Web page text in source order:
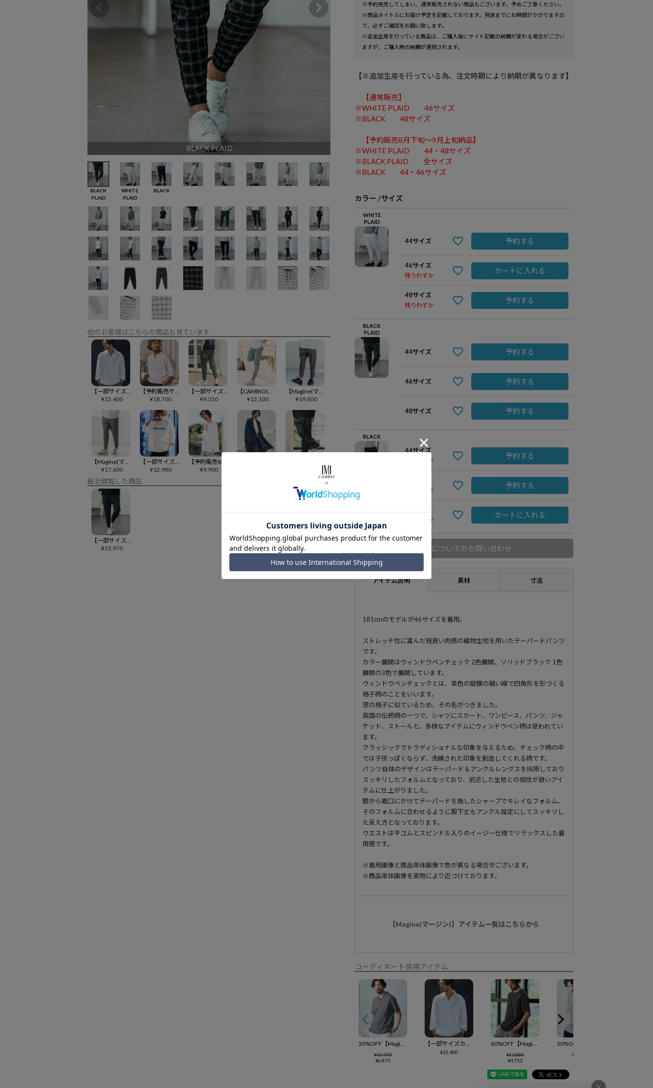
BLACK PLAID WHITE PLAID
BLACK
PLAID
WHITE
PLAID
BLACK
他のお客様はこちらの商品も見ています
【一部サイズカラー予約販売9月中旬～下旬入荷】【Magine(マージン)】Skipper & pullover design 3-4 Sleeve shirt シャツ(MGN-241-2-017)
¥15,400
【予約販売サイズ・カラーにより納期異なる】【felkod(フィルコッド)】Key Neck Over Size Tee Tシャツ(F23N130)
¥18,700
【一部サイズカラー予約販売8月下旬～9月上旬入荷】【CAMBIO(カンビオ)】Stretch Saruel Tight Tapered Pants サルエルパンツ(89BA-023-cmb21)
¥9,350
【CAMBIO(カンビオ)】【予約販売カラー・サイズにより納期異なる】 オールラウンドストレッチテーパードパンツ(BP-BFS0086)
¥12,100
【Magine(マージン)】Asymmetric Cargo Pocket Bonded Houndstooth Pants カーゴポケットパンツ(MGN-261-030)
¥19,800
【Magine(マージン)】 Kersey Cutsew Tapered Pants テーパードパンツ(MGN-251-002)
¥17,600
【一部サイズカラー予約販売9月下旬～10月上旬入荷】【ANGENEHM(アンゲネーム)】Interlock Fabric 3-4 Sleeve T-shirt 7分袖カットソー(AG06-009scg)
¥12,980
【予約販売8月下旬～9月上旬入荷】【CAMBIO(カンビオ)】キーネックパイル7分袖カットソー(CMB-R0192)
¥9,900
最近閲覧した商品
【一部サイズ・カラー予約販売8月下旬～9月上旬】【Magine(マージン)】Hyper stretch twill tapered pants テーパードパンツ(MGN-241-2-001)
¥13,970
※予約完売してしまい、通常販売されない商品もございます。予めご了承ください。
※商品タイトルにお届け予定を記載しております。発送までにお時間がかかりますの
で、必ずご確認をお願い致します。
※追加生産を行っている商品は、ご購入後にサイト記載の納期が変わる場合がござい
ますが、ご購入時の納期が適用されます。
【※追加生産を行っている為、注文時期により納期が異なります】
【通常販売】
※WHITE PLAID 46サイズ
※BLACK 48サイズ
【予約販売8月下旬～9月上旬納品】
※WHITE PLAID 44・48サイズ
※BLACK PLAID 全サイズ
※BLACK 44・46サイズ
カラー サイズ
WHITE
PLAID
44サイズ 予約する
46サイズ
残りわずか
カートに入れる
48サイズ
残りわずか
予約する
BLACK
PLAID
44サイズ 予約する
46サイズ 予約する
48サイズ 予約する
BLACK
44サイズ
残りわずか
予約する
残りわずか
予約する
残りわずか
カートに入れる
商品についてのお問い合わせ
アイテム説明 素材 寸法
181cmのモデルが46サイズを着用。
ストレッチ性に富んだ程良い肉感の織物生地を用いたテーパードパンツ
です。
カラー展開はウィンドウペンチェック 2色展開、ソリッドブラック 1色
展開の3色で展開しています。
ウィンドウペンチェックとは、単色の縦横の細い線で四角形を形づくる
格子柄のことをいいます。
窓の格子に似ているため、その名がつきました。
英国の伝統柄の一つで、シャツにスカート、ワンピース、パンツ、ジャ
ケット、ストールと、多様なアイテムにウィンドウペン柄は使われてい
ます。
クラッシックでトラディショナルな印象を与えるため、チェック柄の中
では子供っぽくならず、洗練された印象を創造してくれる柄です。
パンツ自体のデザインはテーパード＆アンクルレングスを採用しており
スッキリしたフォルムとなっており、前述した生地との相性が良いアイ
テムに仕上がりました。
膝から裾口にかけてテーパードを施したシャープでキレイなフォルム、
そのフォルムに合わせるように股下丈もアンクル設定にしてスッキリし
た見え方となっております。
ウエストは平ゴムとスピンドル入りのイージー仕様でリラックスした着
用感です。
※着用画像と商品単体画像で色が異なる場合がございます。
※商品単体画像を実物により近づけております。
【Magine(マージン)】アイテム一覧はこちらから
コーディネート使用アイテム
50%OFF【Magine(マージン)】dobby Jacquard short-sleeve skipper design poloshirt ポロシャツ(MGN-241-2-009)
¥13,750
¥6,875
【一部サイズカラー予約販売9月中旬～下旬入荷】【Magine(マージン)】Skipper & pullover design 3-4 Sleeve shirt シャツ(MGN-241-2-017)
¥15,400
60%OFF【Magine(マージン)】The lining of a sleeve color scheme design T-shirt Tシャツ(MGN-241-2-005)
¥11,880
¥4,752
¥